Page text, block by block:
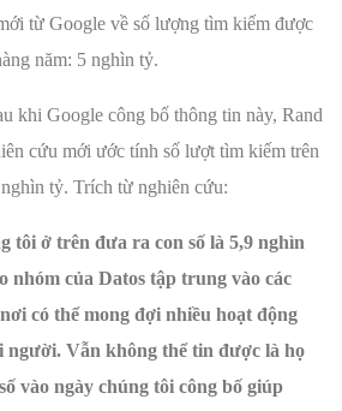
từ Google về số lượng tìm kiếm được
năm: 5 nghìn tỷ.
khi Google công bố thông tin này, Rand
cứu mới ước tính số lượt tìm kiếm trên
tỷ. Trích từ nghiên cứu:
tôi ở trên đưa ra con số là 5,9 nghìn
nhóm của Datos tập trung vào các
có thể mong đợi nhiều hoạt động
người. Vẫn không thể tin được là họ
vào ngày chúng tôi công bố giúp